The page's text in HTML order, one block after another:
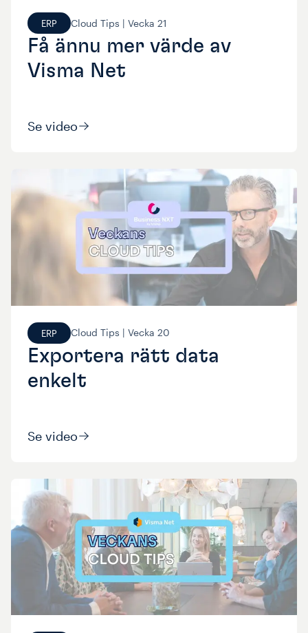
ERP Cloud Tips | Vecka 21
Få ännu mer värde av
Visma Net
Se video
ERP Cloud Tips | Vecka 20
Exportera rätt data
enkelt
Se video